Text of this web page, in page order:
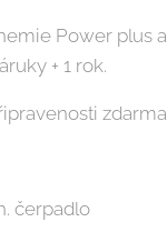
Power plus a
+ 1 rok.
zdarma
čerpadlo